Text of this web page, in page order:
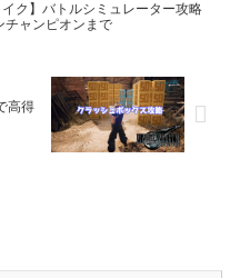
イク】バトルシミュレーター攻略
チャンピオンまで
高得